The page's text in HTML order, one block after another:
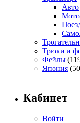
Авто
Трюки и
Фейлы
Япония
Кабинет
Войти